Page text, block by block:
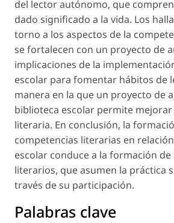
del lector autónomo, que
dado significado a la vida. Los
torno a los aspectos de la
se fortalecen con un proyecto de
implicaciones de la
escolar para fomentar hábitos de
manera en la que un proyecto de
biblioteca escolar permite mejorar
literaria. En conclusión, la
competencias literarias en
escolar conduce a la formación de
literarios, que asumen la práctica
través de su participación.
Palabras clave